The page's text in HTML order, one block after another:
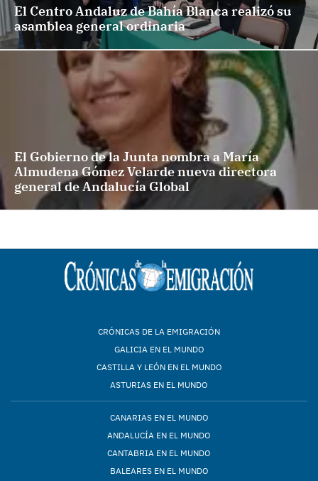
El Centro Andaluz de Bahía Blanca realizó su
asamblea general ordinaria
El Gobierno de la Junta nombra a María
Almudena Gómez Velarde nueva directora
general de Andalucía Global
CRÓNICAS DE LA EMIGRACIÓN
GALICIA EN EL MUNDO
CASTILLA Y LEÓN EN EL MUNDO
ASTURIAS EN EL MUNDO
CANARIAS EN EL MUNDO
ANDALUCÍA EN EL MUNDO
CANTABRIA EN EL MUNDO
BALEARES EN EL MUNDO